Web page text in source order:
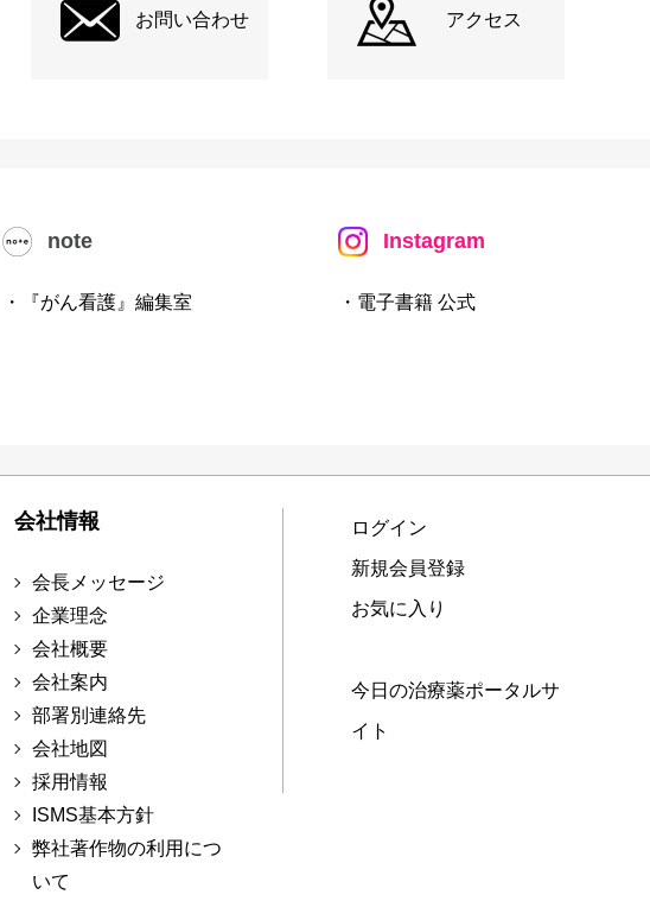
お問い合わせ アクセス
note
・『がん看護』編集室
Instagram
・電子書籍 公式
会社情報
会長メッセージ
企業理念
会社概要
会社案内
部署別連絡先
会社地図
採用情報
ISMS基本方針
弊社著作物の利用につ
いて
ログイン
新規会員登録
お気に入り
今日の治療薬ポータルサ
イト